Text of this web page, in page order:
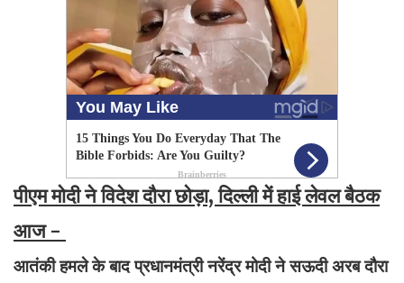
पीएम मोदी ने विदेश दौरा छोड़ा, दिल्ली में हाई लेवल बैठक
आज -
आतंकी हमले के बाद प्रधानमंत्री नरेंद्र मोदी ने सऊदी अरब दौरा